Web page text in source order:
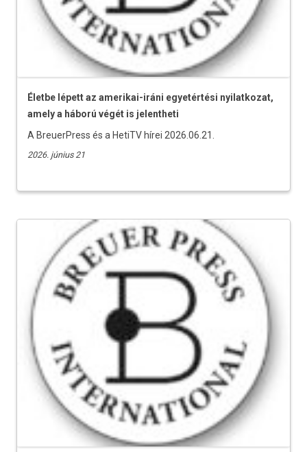
Életbe lépett az amerikai-iráni egyetértési nyilatkozat,
amely a háború végét is jelentheti
A BreuerPress és a HetiTV hírei 2026.06.21.
2026. június 21